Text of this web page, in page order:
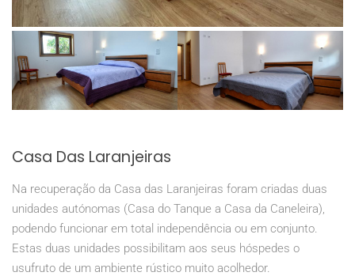
Casa Das Laranjeiras
Na recuperação da Casa das Laranjeiras foram criadas duas
unidades autónomas (Casa do Tanque a Casa da Caneleira),
podendo funcionar em total independência ou em conjunto.
Estas duas unidades possibilitam aos seus hóspedes o
usufruto de um ambiente rústico muito acolhedor.